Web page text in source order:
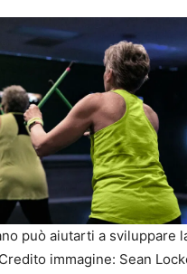
può aiutarti a sviluppare
immagine: Sean